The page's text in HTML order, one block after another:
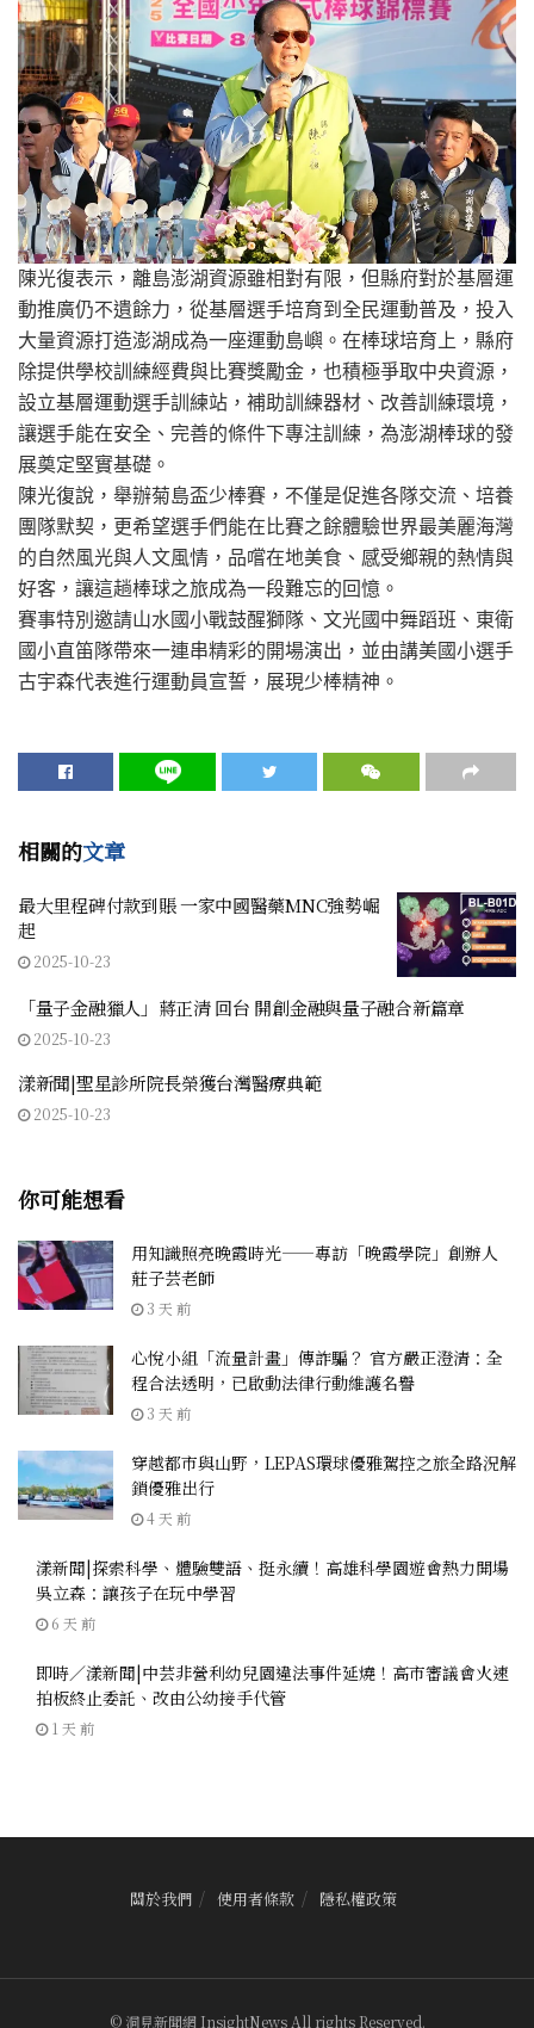
陳光復表示，離島澎湖資源雖相對有限，但縣府對於基層運
動推廣仍不遺餘力，從基層選手培育到全民運動普及，投入
大量資源打造澎湖成為一座運動島嶼。在棒球培育上，縣府
除提供學校訓練經費與比賽獎勵金，也積極爭取中央資源，
設立基層運動選手訓練站，補助訓練器材、改善訓練環境，
讓選手能在安全、完善的條件下專注訓練，為澎湖棒球的發
展奠定堅實基礎。
陳光復說，舉辦菊島盃少棒賽，不僅是促進各隊交流、培養
團隊默契，更希望選手們能在比賽之餘體驗世界最美麗海灣
的自然風光與人文風情，品嚐在地美食、感受鄉親的熱情與
好客，讓這趟棒球之旅成為一段難忘的回憶。
賽事特別邀請山水國小戰鼓醒獅隊、文光國中舞蹈班、東衛
國小直笛隊帶來一連串精彩的開場演出，並由講美國小選手
古宇森代表進行運動員宣誓，展現少棒精神。
相關的文章
最大里程碑付款到賬 一家中國醫藥MNC強勢崛
起
2025-10-23
「量子金融獵人」蔣正清 回台 開創金融與量子融合新篇章
2025-10-23
漾新聞|聖星診所院長榮獲台灣醫療典範
2025-10-23
你可能想看
用知識照亮晚霞時光——專訪「晚霞學院」創辦人
莊子芸老師
3 天 前
心悅小組「流量計畫」傳詐騙？ 官方嚴正澄清：全
程合法透明，已啟動法律行動維護名譽
3 天 前
穿越都市與山野，LEPAS環球優雅駕控之旅全路況解
鎖優雅出行
4 天 前
漾新聞|探索科學、體驗雙語、挺永續！高雄科學園遊會熱力開場
吳立森：讓孩子在玩中學習
6 天 前
即時／漾新聞|中芸非營利幼兒園違法事件延燒！高市審議會火速
拍板終止委託、改由公幼接手代管
1 天 前
關於我們 使用者條款 隱私權政策
© 洞見新聞網 InsightNews All rights Reserved.